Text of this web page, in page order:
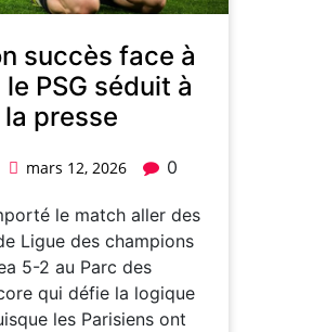
succès face à
PSG séduit à
presse
mars 12, 2026 0
le match aller des
Ligue des champions
5-2 au Parc des
qui défie la logique
les Parisiens ont